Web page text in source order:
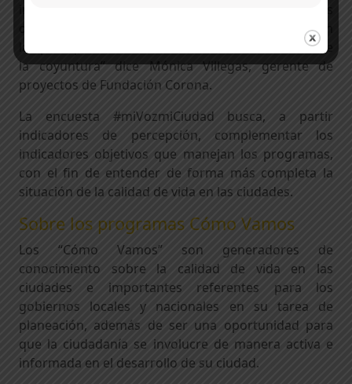
que puedan aportar insumos sobre los cambios en
las percepciones de los ciudadanos en el marco de
la coyuntura” dice Mónica Villegas, gerente de
proyectos de Fundación Corona.
La encuesta #miVozmiCiudad busca, a partir
indicadores de percepción, complementar los
indicadores objetivos que manejan los programas,
con el fin de entender de forma más completa la
situación de la calidad de vida en las ciudades.
Sobre los programas Cómo Vamos
Los “Cómo Vamos” son generadores de
conocimiento sobre la calidad de vida en las
ciudades e importantes referentes para los
gobiernos locales y nacionales en su tarea de
planeación, además de ser una oportunidad para
que la ciudadanía se involucre de manera activa e
informada en el desarrollo de su ciudad.